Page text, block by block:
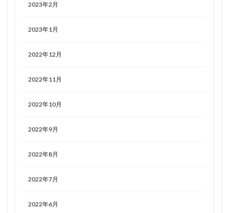
2023年2月
2023年1月
2022年12月
2022年11月
2022年10月
2022年9月
2022年8月
2022年7月
2022年6月